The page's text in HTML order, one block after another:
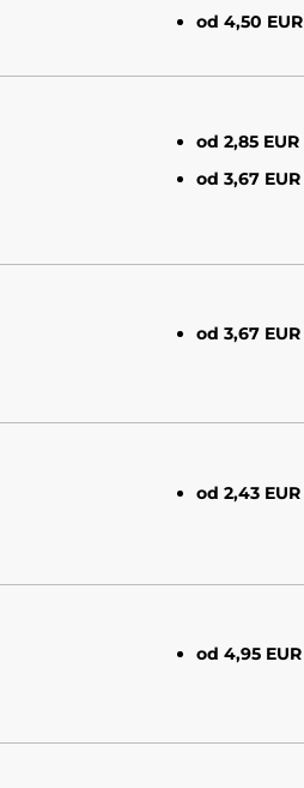
od 4,50 EUR
od 2,85 EUR
od 3,67 EUR
od 3,67 EUR
od 2,43 EUR
od 4,95 EUR